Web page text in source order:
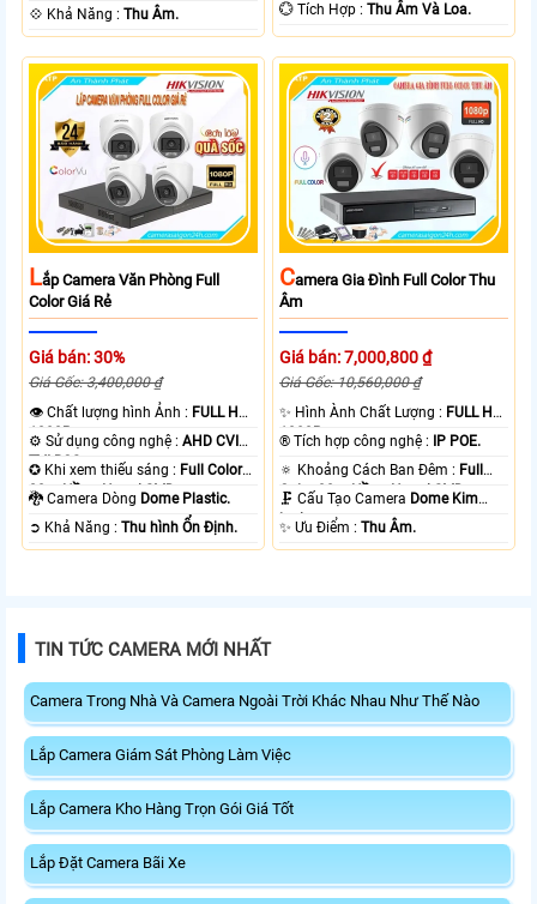
️💠 Khả Năng :Thu Âm.
️💮 Tích Hợp :Thu Âm Và Loa.
LẮp Camera Văn Phòng Full
Color Giá Rẻ
Giá bán: 30%
Giá Gốc: 3,400,000 ₫
👁 Chất lượng hình Ảnh : FULL HD
1080P .
⚙ Sử dụng công nghệ :AHD CVI
TVI BCS.
✪ Khi xem thiếu sáng : Full Color
20m Hồng Ngoại SMD.
🐉️ Camera Dòng Dome Plastic.
️➲ Khả Năng :Thu hình Ổn Định.
CAmera Gia Đình Full Color Thu
Âm
Giá bán: 7,000,800 ₫
Giá Gốc: 10,560,000 ₫
✨ Hình Ành Chất Lượng : FULL HD
1080P .
®️ Tích hợp công nghệ : IP POE.
🔅 Khoảng Cách Ban Đêm : Full
Color 30m Hồng Ngoại SMD.
🗜️ Cấu Tạo Camera Dome Kim
loại.
️✨ Ưu Điểm :Thu Âm.
TIN TỨC CAMERA MỚI NHẤT
Camera Trong Nhà Và Camera Ngoài Trời Khác Nhau Như Thế Nào
Lắp Camera Giám Sát Phòng Làm Việc
Lắp Camera Kho Hàng Trọn Gói Giá Tốt
Lắp Đặt Camera Bãi Xe